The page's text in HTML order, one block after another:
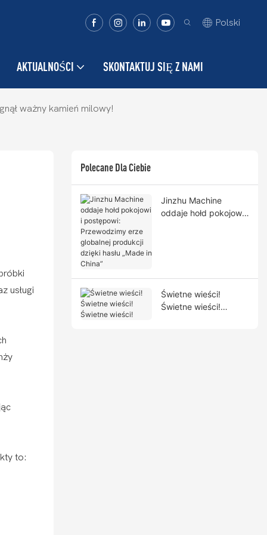
Polski
AKTUALNOŚCI SKONTAKTUJ SIĘ Z NAMI
ważny kamień milowy!
usługi
to:
Polecane Dla Ciebie
Jinzhu Machine
oddaje hołd pokojowi i
Świetne wieści!
Świetne wieści!